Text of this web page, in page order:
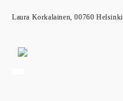
Laura Korkalainen, 00760 Helsinki